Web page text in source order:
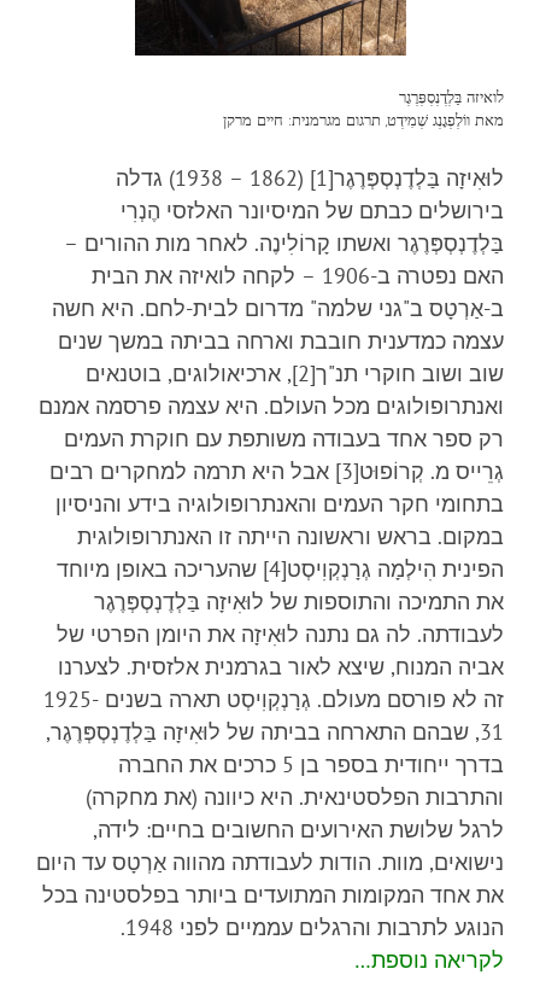
לואיזה בַּלְדֶנְסְפְּרֶגֶר
מאת ווֹלְפְגָנְג שְׁמִידְט, תרגום מגרמנית: חיים מרקן
לוּאִיזָה בַּלְדֶנְסְפְּרֶגֶר[1] (1862 – 1938) גדלה
בירושלים כבתם של המיסיונר האלזסי הֶנְרִי
בַּלְדֶנְסְפְּרֶגֶר ואשתו קָרוֹלִינֶה. לאחר מות ההורים –
האם נפטרה ב-1906 – לקחה לואיזה את הבית
ב-אַרְטָס ב"גני שלמה" מדרום לבית-לחם. היא חשה
עצמה כמדענית חובבת וארחה בביתה במשך שנים
שוב ושוב חוקרי תנ"ך[2], ארכיאולוגים, בוטנאים
ואנתרופולוגים מכל העולם. היא עצמה פרסמה אמנם
רק ספר אחד בעבודה משותפת עם חוקרת העמים
גְרֵייס מ. קְרוֹפוּט[3] אבל היא תרמה למחקרים רבים
בתחומי חקר העמים והאנתרופולוגיה בידע והניסיון
במקום. בראש וראשונה הייתה זו האנתרופולוגית
הפינית הִילְמָה גְרָנְקְוִיסְט[4] שהעריכה באופן מיוחד
את התמיכה והתוספות של לוּאִיזָה בַּלְדֶנְסְפְּרֶגֶר
לעבודתה. לה גם נתנה לוּאִיזָה את היומן הפרטי של
אביה המנוח, שיצא לאור בגרמנית אלזסית. לצערנו
זה לא פורסם מעולם. גְרָנְקְוִיסְט תארה בשנים 1925-
31, שבהם התארחה בביתה של לוּאִיזָה בַּלְדֶנְסְפְּרֶגֶר,
בדרך ייחודית בספר בן 5 כרכים את החברה
והתרבות הפלסטינאית. היא כיוונה (את מחקרה)
לרגל שלושת האירועים החשובים בחיים: לידה,
נישואים, מוות. הודות לעבודתה מהווה אַרְטָס עד היום
את אחד המקומות המתועדים ביותר בפלסטינה בכל
הנוגע לתרבות והרגלים עממיים לפני 1948.
לקריאה נוספת…